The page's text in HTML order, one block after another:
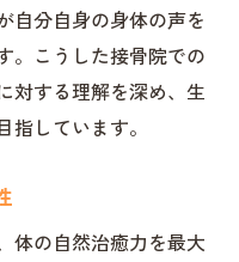
自分自身の身体の声を
。こうした接骨院での
対する理解を深め、生
しています。
体の自然治癒力を最大